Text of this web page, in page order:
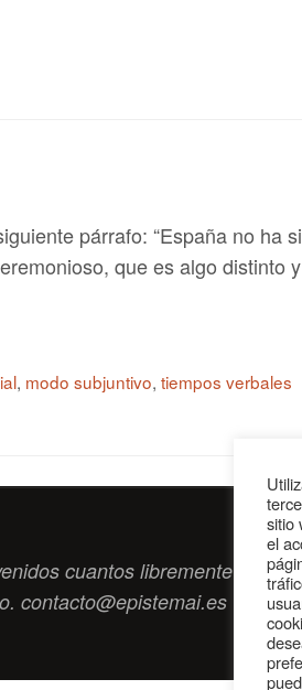
párrafo: “España no ha
que es algo distinto
, modo subjuntivo, tiempos verbales
cuantos libremente
contacto@epistemai.es
sitio
el